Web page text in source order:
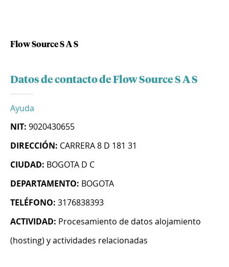
Flow Source S A S
Datos de contacto de Flow Source S A S
Ayuda
NIT: 9020430655
DIRECCIÓN: CARRERA 8 D 181 31
CIUDAD: BOGOTA D C
DEPARTAMENTO: BOGOTA
TELÉFONO: 3176838393
ACTIVIDAD: Procesamiento de datos alojamiento
(hosting) y actividades relacionadas